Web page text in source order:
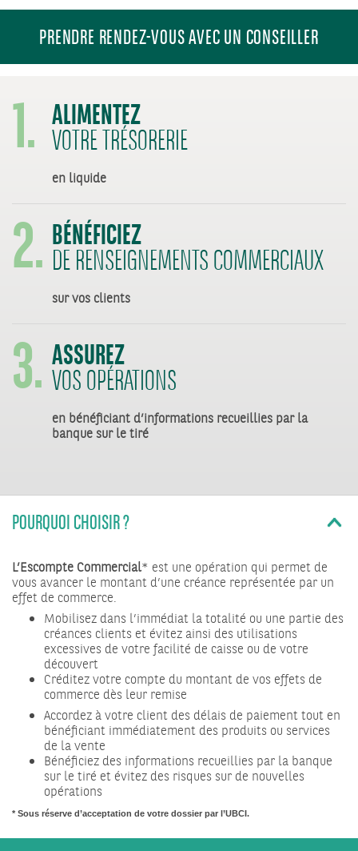
PRENDRE RENDEZ-VOUS AVEC UN CONSEILLER
1. ALIMENTEZ
VOTRE TRÉSORERIE
en liquide
2.BÉNÉFICIEZ
DE RENSEIGNEMENTS COMMERCIAUX
sur vos clients
3.ASSUREZ
VOS OPÉRATIONS
en bénéficiant d’informations recueillies par la
banque sur le tiré
POURQUOI CHOISIR ?
L’Escompte Commercial* est une opération qui permet de
vous avancer le montant d’une créance représentée par un
effet de commerce.
Mobilisez dans l’immédiat la totalité ou une partie des
créances clients et évitez ainsi des utilisations
excessives de votre facilité de caisse ou de votre
découvert
Créditez votre compte du montant de vos effets de
commerce dès leur remise
Accordez à votre client des délais de paiement tout en
bénéficiant immédiatement des produits ou services
de la vente
Bénéficiez des informations recueillies par la banque
sur le tiré et évitez des risques sur de nouvelles
opérations
* Sous réserve d’acceptation de votre dossier par l’UBCI.